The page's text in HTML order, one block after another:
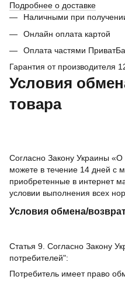
Подробнее о доставке
Наличными при
Онлайн оплата картой
Оплата частями
Гарантия от производителя
Условия
товара
Согласно Закону Украины
можете в течение 14 дней с
приобретенные в интернет
условии выполнения всех
Условия обмена/
Статья 9. Согласно Закону
потребителей":
Потребитель имеет право